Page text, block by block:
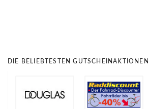
DIE BELIEBTESTEN GUTSCHEINAKTIONEN